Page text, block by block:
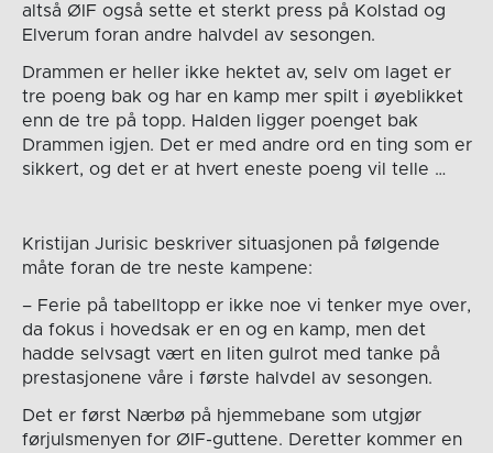
altså ØIF også sette et sterkt press på Kolstad og
Elverum foran andre halvdel av sesongen.
Drammen er heller ikke hektet av, selv om laget er
tre poeng bak og har en kamp mer spilt i øyeblikket
enn de tre på topp. Halden ligger poenget bak
Drammen igjen. Det er med andre ord en ting som er
sikkert, og det er at hvert eneste poeng vil telle …
Kristijan Jurisic beskriver situasjonen på følgende
måte foran de tre neste kampene:
– Ferie på tabelltopp er ikke noe vi tenker mye over,
da fokus i hovedsak er en og en kamp, men det
hadde selvsagt vært en liten gulrot med tanke på
prestasjonene våre i første halvdel av sesongen.
Det er først Nærbø på hjemmebane som utgjør
førjulsmenyen for ØIF-guttene. Deretter kommer en